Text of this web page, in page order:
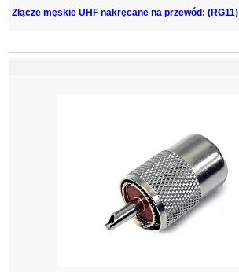
Złącze męskie UHF nakręcane na przewód: (RG11)